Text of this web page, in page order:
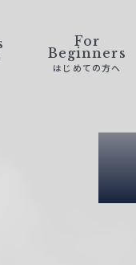
For
Beginners
はじめての方へ